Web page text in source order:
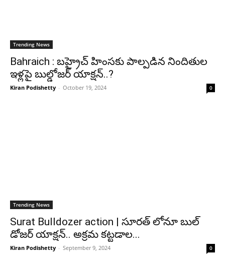
Trending News
Bahraich : బ‌హ్రైచ్ హింసకు పాల్పడిన నిందితుల
ఇళ్లపై బుల్డోజ‌ర్ యాక్షన్..?
Kiran Podishetty - October 19, 2024 0
Trending News
Surat Bulldozer action | సూరత్ లోనూ బుల్
డోజర్ యాక్షన్.. అక్రమ కట్టడాల...
Kiran Podishetty - September 9, 2024 0